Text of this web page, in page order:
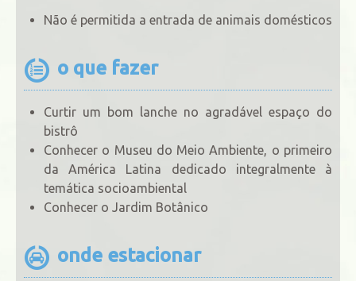
Não é permitida a entrada de animais domésticos
o que fazer
Curtir um bom lanche no agradável espaço do
bistrô
Conhecer o Museu do Meio Ambiente, o primeiro
da América Latina dedicado integralmente à
temática socioambiental
Conhecer o Jardim Botânico
onde estacionar